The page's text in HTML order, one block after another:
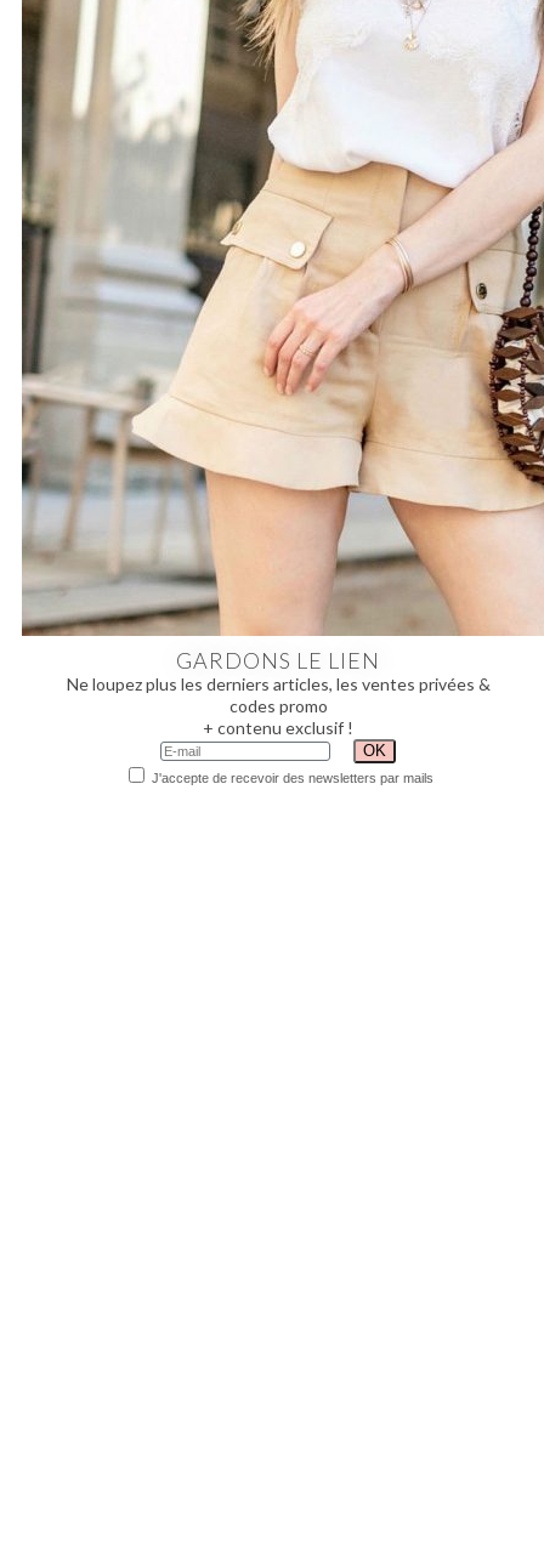
GARDONS LE LIEN
Ne loupez plus les derniers articles, les ventes privées &
codes promo
+ contenu exclusif !
J'accepte de recevoir des newsletters par mails